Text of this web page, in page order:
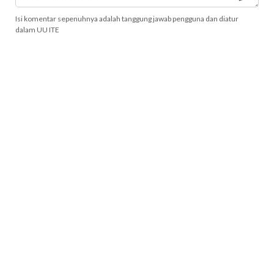
Isi komentar sepenuhnya adalah tanggung jawab pengguna dan diatur
dalam UU ITE